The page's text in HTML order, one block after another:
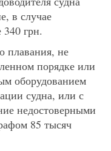
в случае
грн.
плавания, не
порядке или
оборудованием
судна, или с
недостоверными
85 тысяч